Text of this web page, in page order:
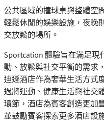
公共區域的撞球桌與整體空
輕鬆休閒的娛樂設施，夜晚
交放鬆的場所。
Sportcation 體驗旨在滿足現
動、放鬆與社交平衡的需求
迪遜酒店作為奢華生活方式
過將運動、健康生活與社交
環節，酒店為賓客創造更加
並鼓勵賓客探索更多酒店設